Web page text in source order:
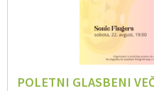
POLETNI GLASBENI